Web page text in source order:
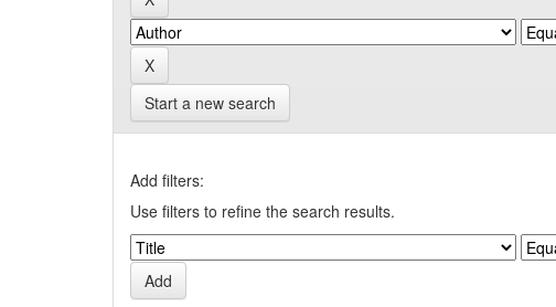
Start a new search
Add filters:
Use filters to refine the search results.